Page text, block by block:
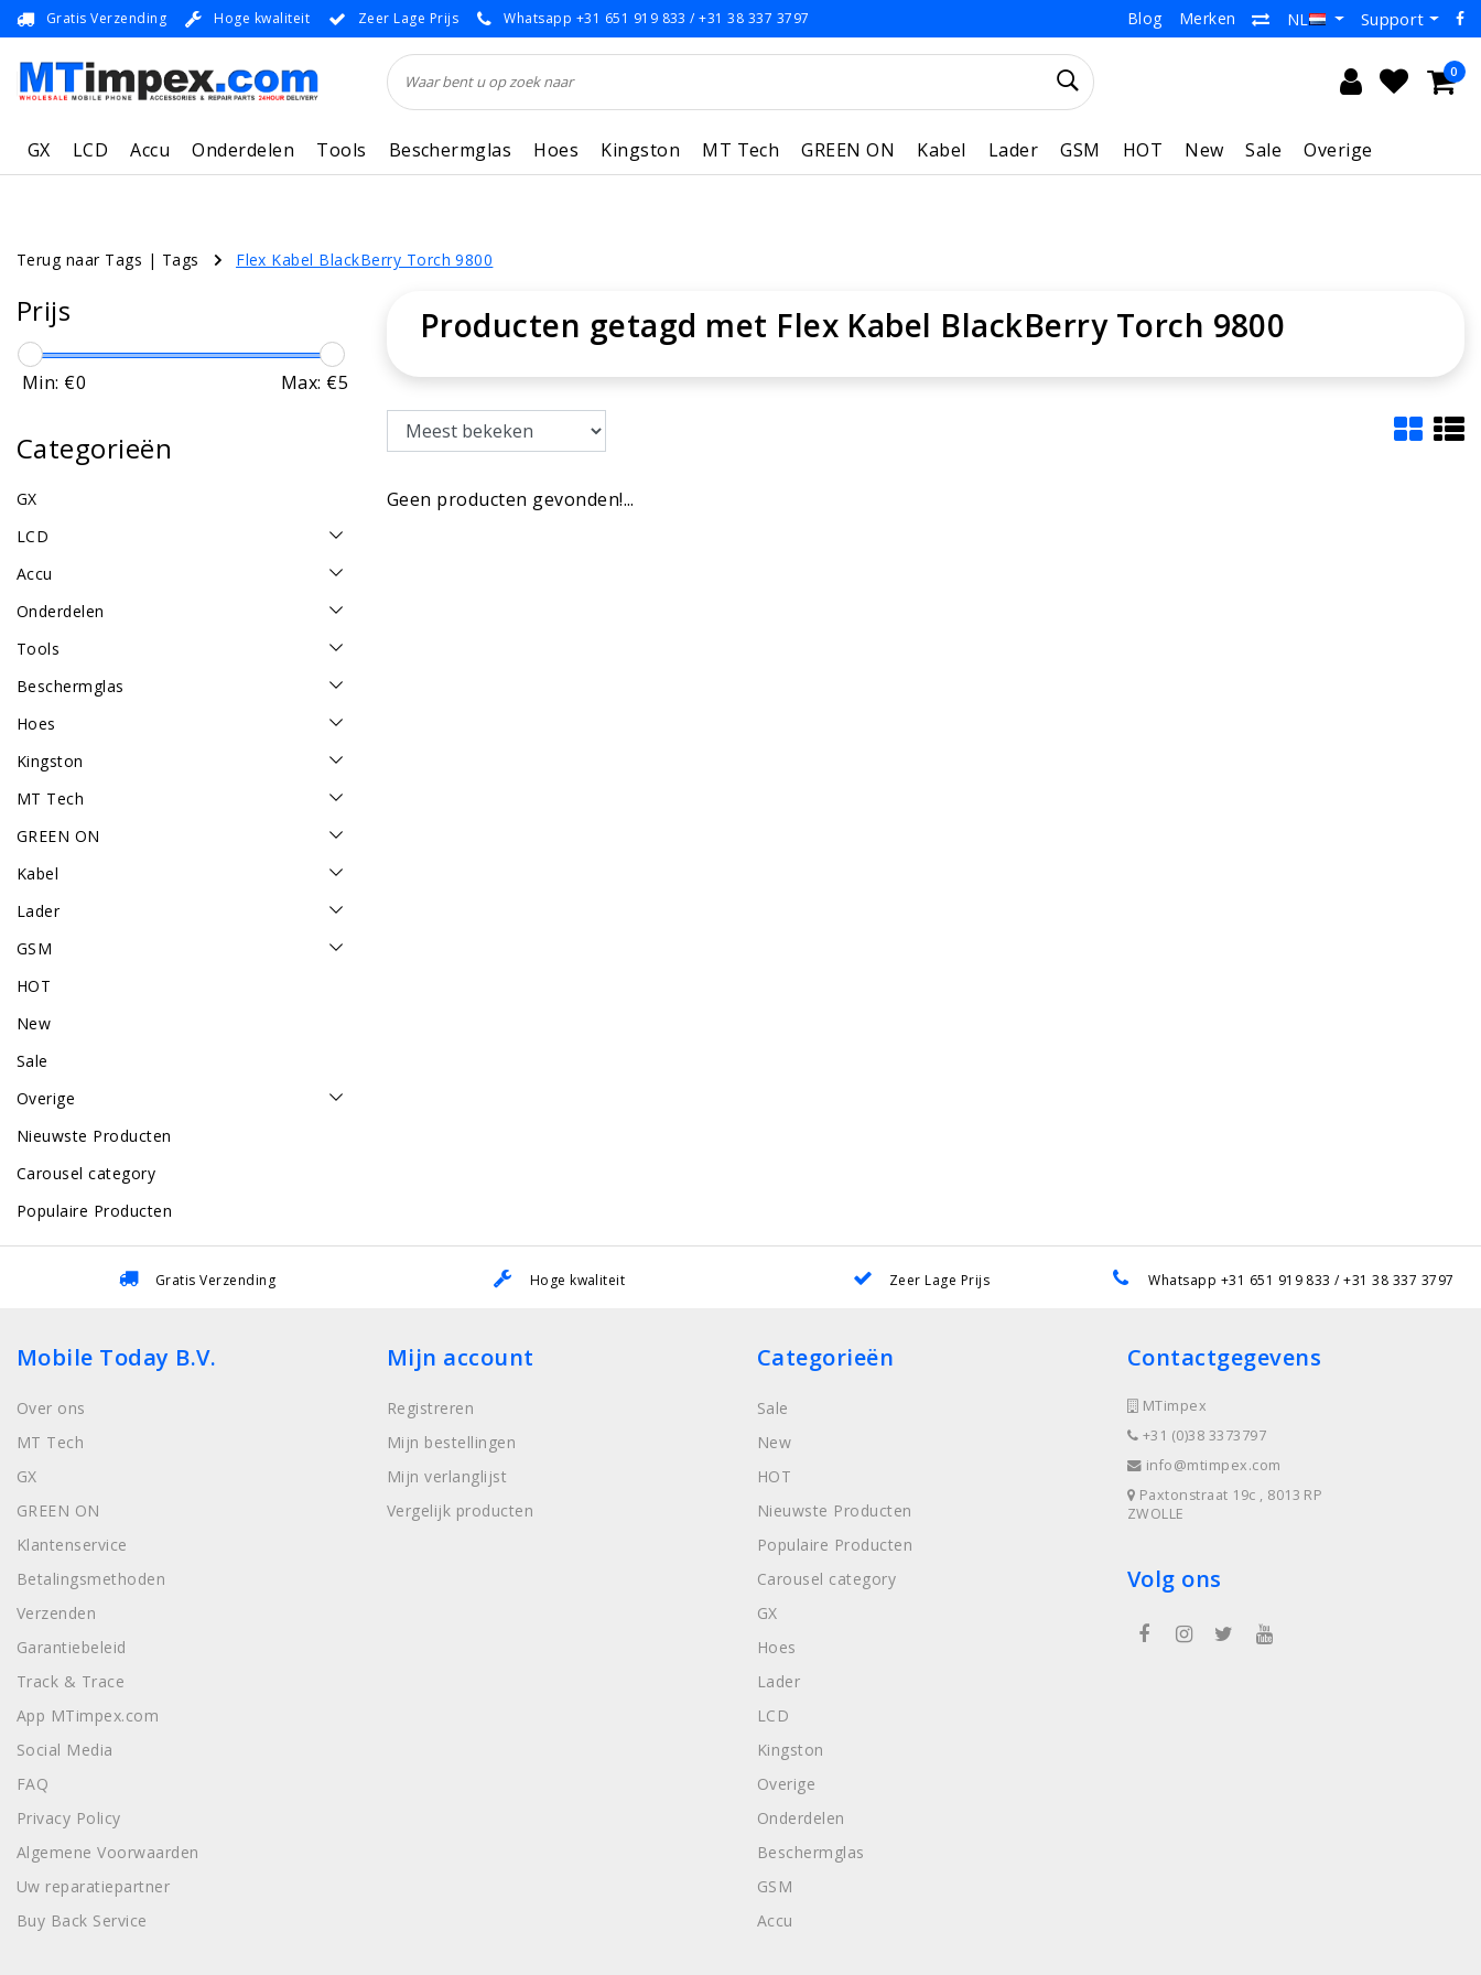
Gratis Verzending Hoge kwaliteit Zeer Lage Prijs Whatsapp +31 651 919 833 / +31 38 337 3797 Blog Merken NL Support
0
GX LCD Accu Onderdelen Tools Beschermglas Hoes Kingston MT Tech GREEN ON Kabel Lader GSM HOT New Sale Overige
Terug naar Tags | Tags Flex Kabel BlackBerry Torch 9800
Prijs
Min: €0 Max: €5
Categorieën
GX
LCD
Accu
Onderdelen
Tools
Beschermglas
Hoes
Kingston
MT Tech
GREEN ON
Kabel
Lader
GSM
HOT
New
Sale
Overige
Nieuwste Producten
Carousel category
Populaire Producten
Producten getagd met Flex Kabel BlackBerry Torch 9800
Geen producten gevonden!...
Gratis Verzending Hoge kwaliteit Zeer Lage Prijs Whatsapp +31 651 919 833 / +31 38 337 3797
Mobile Today B.V.
Over ons
MT Tech
GX
GREEN ON
Klantenservice
Betalingsmethoden
Verzenden
Garantiebeleid
Track & Trace
App MTimpex.com
Social Media
FAQ
Privacy Policy
Algemene Voorwaarden
Uw reparatiepartner
Buy Back Service
Mijn account
Registreren
Mijn bestellingen
Mijn verlanglijst
Vergelijk producten
Categorieën
Sale
New
HOT
Nieuwste Producten
Populaire Producten
Carousel category
GX
Hoes
Lader
LCD
Kingston
Overige
Onderdelen
Beschermglas
GSM
Accu
Contactgegevens
MTimpex
+31 (0)38 3373797
info@mtimpex.com
Paxtonstraat 19c , 8013 RP
ZWOLLE
Volg ons